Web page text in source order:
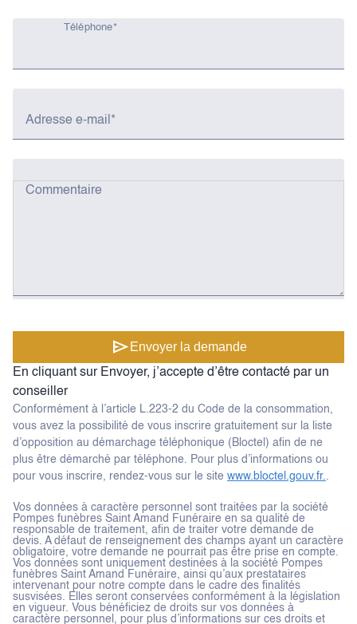
Téléphone*
Adresse e-mail*
Commentaire
send Envoyer la demande
En cliquant sur Envoyer, j’accepte d’être contacté par un
conseiller
Conformément à l’article L.223-2 du Code de la consommation,
vous avez la possibilité de vous inscrire gratuitement sur la liste
d’opposition au démarchage téléphonique (Bloctel) afin de ne
plus être démarché par téléphone. Pour plus d’informations ou
pour vous inscrire, rendez-vous sur le site www.bloctel.gouv.fr..
Vos données à caractère personnel sont traitées par la société
Pompes funèbres Saint Amand Funéraire en sa qualité de
responsable de traitement, afin de traiter votre demande de
devis. A défaut de renseignement des champs ayant un caractère
obligatoire, votre demande ne pourrait pas être prise en compte.
Vos données sont uniquement destinées à la société Pompes
funèbres Saint Amand Funéraire, ainsi qu’aux prestataires
intervenant pour notre compte dans le cadre des finalités
susvisées. Elles seront conservées conformément à la législation
en vigueur. Vous bénéficiez de droits sur vos données à
caractère personnel, pour plus d’informations sur ces droits et